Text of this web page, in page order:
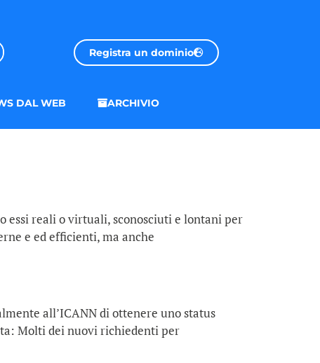
Registra un dominio
DAL WEB ARCHIVIO
essi reali o virtuali, sconosciuti e lontani per
e ed efficienti, ma anche
all’ICANN di ottenere uno status
Molti dei nuovi richiedenti per